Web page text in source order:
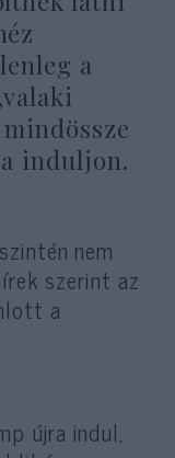
a
induljon.
nem
szerint az
a
újra indul,